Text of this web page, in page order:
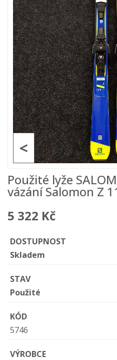
<
Použité lyže
vázání Salomon Z
5 322 Kč
DOSTUPNOST
Skladem
STAV
Použité
KÓD
5746
VÝROBCE